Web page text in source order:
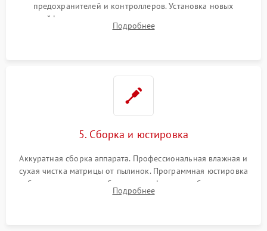
предохранителей и контроллеров. Установка новых
шлейфов, дисплея, механизма затвора или двигателя
автофокуса. Восстановление геометрии тубуса объектива
Подробнее
5. Сборка и юстировка
Аккуратная сборка аппарата. Профессиональная влажная и
сухая чистка матрицы от пылинок. Программная юстировка
рабочего отрезка, калибровка автофокуса, стабилизатора и
экспозамера с помощью сервисного ПО.
Подробнее